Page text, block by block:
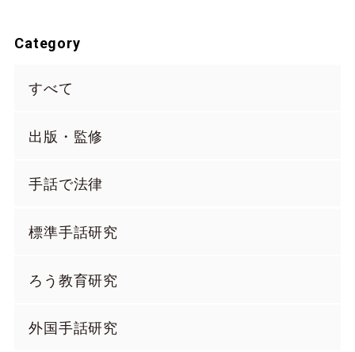
Category
すべて
出版・監修
手話で法律
標準手話研究
ろう教育研究
外国手話研究